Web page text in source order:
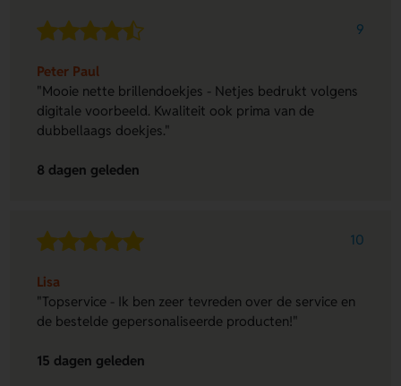
9
Peter Paul
"Mooie nette brillendoekjes - Netjes bedrukt volgens
digitale voorbeeld. Kwaliteit ook prima van de
dubbellaags doekjes."
8 dagen geleden
10
Lisa
"Topservice - Ik ben zeer tevreden over de service en
de bestelde gepersonaliseerde producten!"
15 dagen geleden